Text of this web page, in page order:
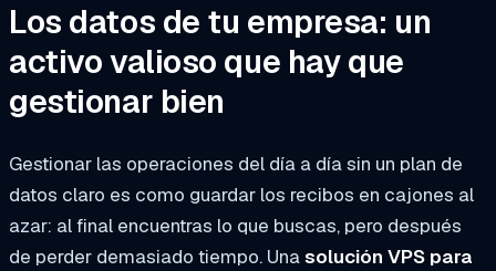
Los datos de tu empresa: un
activo valioso que hay que
gestionar bien
Gestionar las operaciones del día a día sin un plan de
datos claro es como guardar los recibos en cajones al
azar: al final encuentras lo que buscas, pero después
de perder demasiado tiempo. Unasolución VPS para